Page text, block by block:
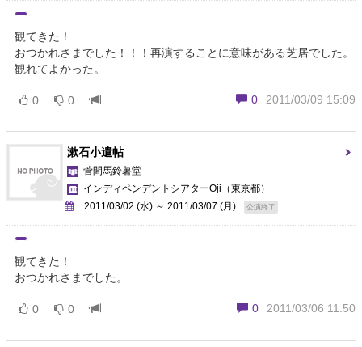
観てきた！
おつかれさまでした！！！再演することに意味がある芝居でした。
観れてよかった。
0 2011/03/09 15:09
0 0
漱石小遣帖
菅間馬鈴薯堂
インディペンデントシアターOji （東京都）
2011/03/02 (水) ～ 2011/03/07 (月)
公演終了
観てきた！
おつかれさまでした。
0 2011/03/06 11:50
0 0